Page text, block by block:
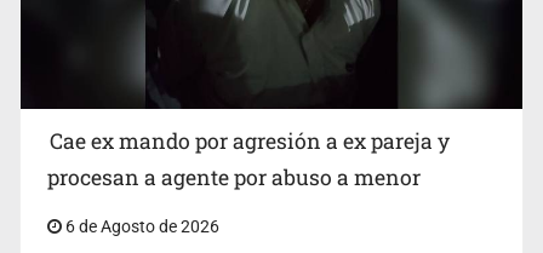
Cae ex mando por agresión a ex pareja y
procesan a agente por abuso a menor
6 de Agosto de 2026